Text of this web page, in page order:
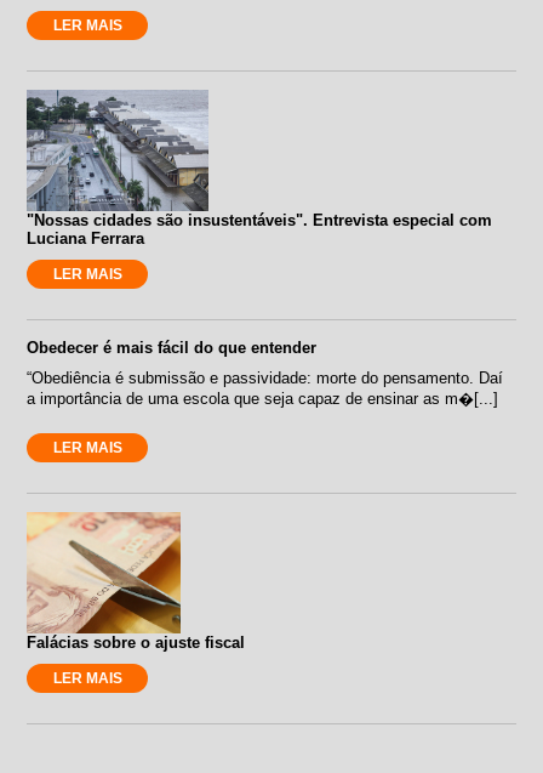
LER MAIS
"Nossas cidades são insustentáveis". Entrevista especial com
Luciana Ferrara
LER MAIS
Obedecer é mais fácil do que entender
“Obediência é submissão e passividade: morte do pensamento. Daí
a importância de uma escola que seja capaz de ensinar as m�[...]
LER MAIS
Falácias sobre o ajuste fiscal
LER MAIS